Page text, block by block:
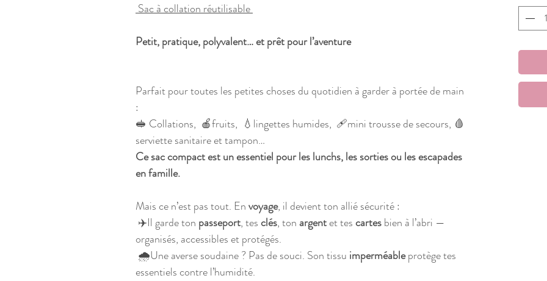
Sac à collation réutilisable
Petit, pratique, polyvalent… et prêt pour l’aventure
Parfait pour toutes les petites choses du quotidien à garder à portée de main
:
🥪 Collations, 🍎fruits, 💧lingettes humides, 🩹mini trousse de secours, 🩸
serviette sanitaire et tampon…
Ce sac compact est un essentiel pour les lunchs, les sorties ou les escapades
en famille.
Mais ce n’est pas tout. Envoyage, il devient ton allié sécurité :
✈️Il garde ton passeport, tesclés, tonargentet tescartesbien à l’abri —
organisés, accessibles et protégés.
🌧️Une averse soudaine ? Pas de souci. Son tissu imperméableprotège tes
essentiels contre l’humidité.